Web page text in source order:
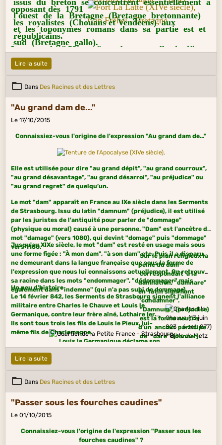
issus du breton se concentrent essentiellement à
l'ouest de la Bretagne (Bretagne bretonnante)
et les toponymes romans dans sa partie est et
sud (Bretagne gallo).
opposant dès 1791
les royalistes (Chouans et Vendéens) aux
républicains.
Le nom de "Chouan" en langue gallo signifie
"chat - huant", ou "chouan", nom local de la
les rebelles contrefaisaient le cri du chat - huant.
L'appellation de "Chouan" se généralisa aux
autres royalistes armés dans les provinces
Lire la suite
Dans Des Racines et des Lettres
"Au grand dam de..."
Le 17/10/2015
Connaissiez-vous l'origine de l'expression "Au grand dam de..."
Elle est utilisée pour dire "au grand dépit", "au grand courroux",
"au grand désavantage", "au grand désarroi", "au préjudice" ou
"au grand regret" de quelqu’un.
Le mot "dam" apparaît en France au IXe siècle dans les Serments
de Strasbourg. Issu du latin "damnum" (préjudice), il est utilisé
par les juristes de l'antiquité pour parler de "dommage"
(physique ou moral) causé à une personne. "Dam" est l'ancêtre du
mot "damage" (vers 1080), qui devint "domage" puis "dommage"
vers 1160.
Sur le plan religieux la
peine du dam
correspondait à la
damnation, "damnare" en latin signifiant "condamner".
"Damnum" (préjudice) est la forme neutre d’un ancien
participe de "dare" (donner). Les Anciens considérant le voeu
comme un
contrat passéavec la divinité,
on trouvesouventl’expression
"damnatus voto"signifiant
promis.
Jusqu'au XIXe siècle, le mot "dam" est resté en usage mais sous
une forme figée : "À mon dam", "à son dam" etc. Puis il a disparu,
ne demeurant dans la langue française que sous la forme de
l'expression que nous lui connaissons actuellement. On retrouve
sa racine dans les mots "endommager", "dédommager" mais
également dans "indemne" (qui n'a pas subi de dommage).
Un peu d'histoire
Le 14 février 842, les Serments de Strasbourg signentl'alliance
militaire entre Charles le Chauve et Louis le
Germanique, contre leur frère aîné, Lothaire Ier.
Ils sont tous trois les fils de Louis le Pieux, lui-
même fils de Charlemagne.
Louis le Germanique déclame son
pour qu'il soit entendu des soldats de Louis.
compréhension par les soldats de l'autre partie,
un acte symbolique.
symbolique essentielle
Lire la suite
Dans Des Racines et des Lettres
"Passer sous les fourches caudines"
Le 01/10/2015
Connaissiez-vous l'origine de l'expression "Passer sous les
fourches caudines" ?